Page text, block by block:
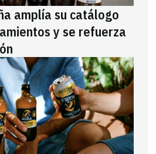
amplía su catálogo
y se refuerza